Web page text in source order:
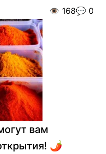
👁️ 168💬 0
вам
🌶️